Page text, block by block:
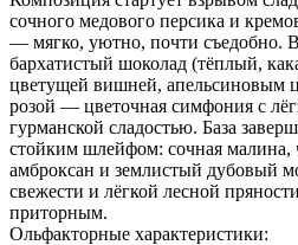
сочного медового персика и
— мягко, уютно, почти съедобно. В
бархатистый шоколад (тёплый,
цветущей вишней, апельсиновым
розой — цветочная симфония с
гурманской сладостью. База
стойким шлейфом: сочная
амброксан и землистый дубовый
свежести и лёгкой лесной
приторным.
Ольфакторные характеристики: